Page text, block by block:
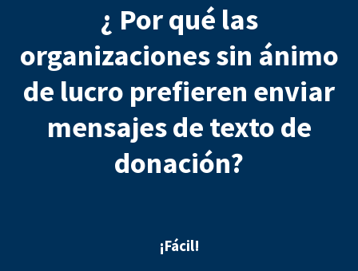
¿ Por qué las
organizaciones sin ánimo
de lucro prefieren enviar
mensajes de texto de
donación?
¡Fácil!